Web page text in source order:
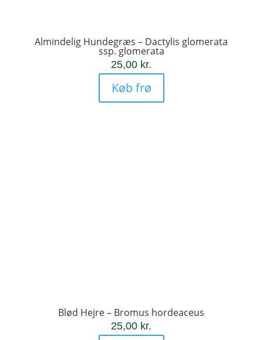
Almindelig Hundegræs – Dactylis glomerata
ssp. glomerata
25,00 kr.
Køb frø
Blød Hejre – Bromus hordeaceus
25,00 kr.